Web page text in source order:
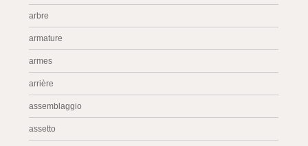
arbre
armature
armes
arrière
assemblaggio
assetto